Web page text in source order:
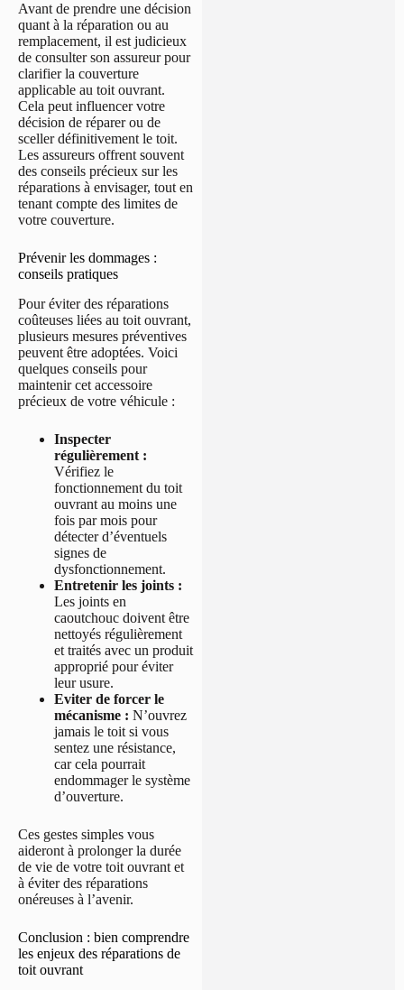
Avant de prendre une décision
quant à la réparation ou au
remplacement, il est judicieux
de consulter son assureur pour
clarifier la couverture
applicable au toit ouvrant.
Cela peut influencer votre
décision de réparer ou de
sceller définitivement le toit.
Les assureurs offrent souvent
des conseils précieux sur les
réparations à envisager, tout en
tenant compte des limites de
votre couverture.
Prévenir les dommages :
conseils pratiques
Pour éviter des réparations
coûteuses liées au toit ouvrant,
plusieurs mesures préventives
peuvent être adoptées. Voici
quelques conseils pour
maintenir cet accessoire
précieux de votre véhicule :
Inspecter
régulièrement :
Vérifiez le
fonctionnement du toit
ouvrant au moins une
fois par mois pour
détecter d’éventuels
signes de
dysfonctionnement.
Entretenir les joints :
Les joints en
caoutchouc doivent être
nettoyés régulièrement
et traités avec un produit
approprié pour éviter
leur usure.
Eviter de forcer le
mécanisme : N’ouvrez
jamais le toit si vous
sentez une résistance,
car cela pourrait
endommager le système
d’ouverture.
Ces gestes simples vous
aideront à prolonger la durée
de vie de votre toit ouvrant et
à éviter des réparations
onéreuses à l’avenir.
Conclusion : bien comprendre
les enjeux des réparations de
toit ouvrant